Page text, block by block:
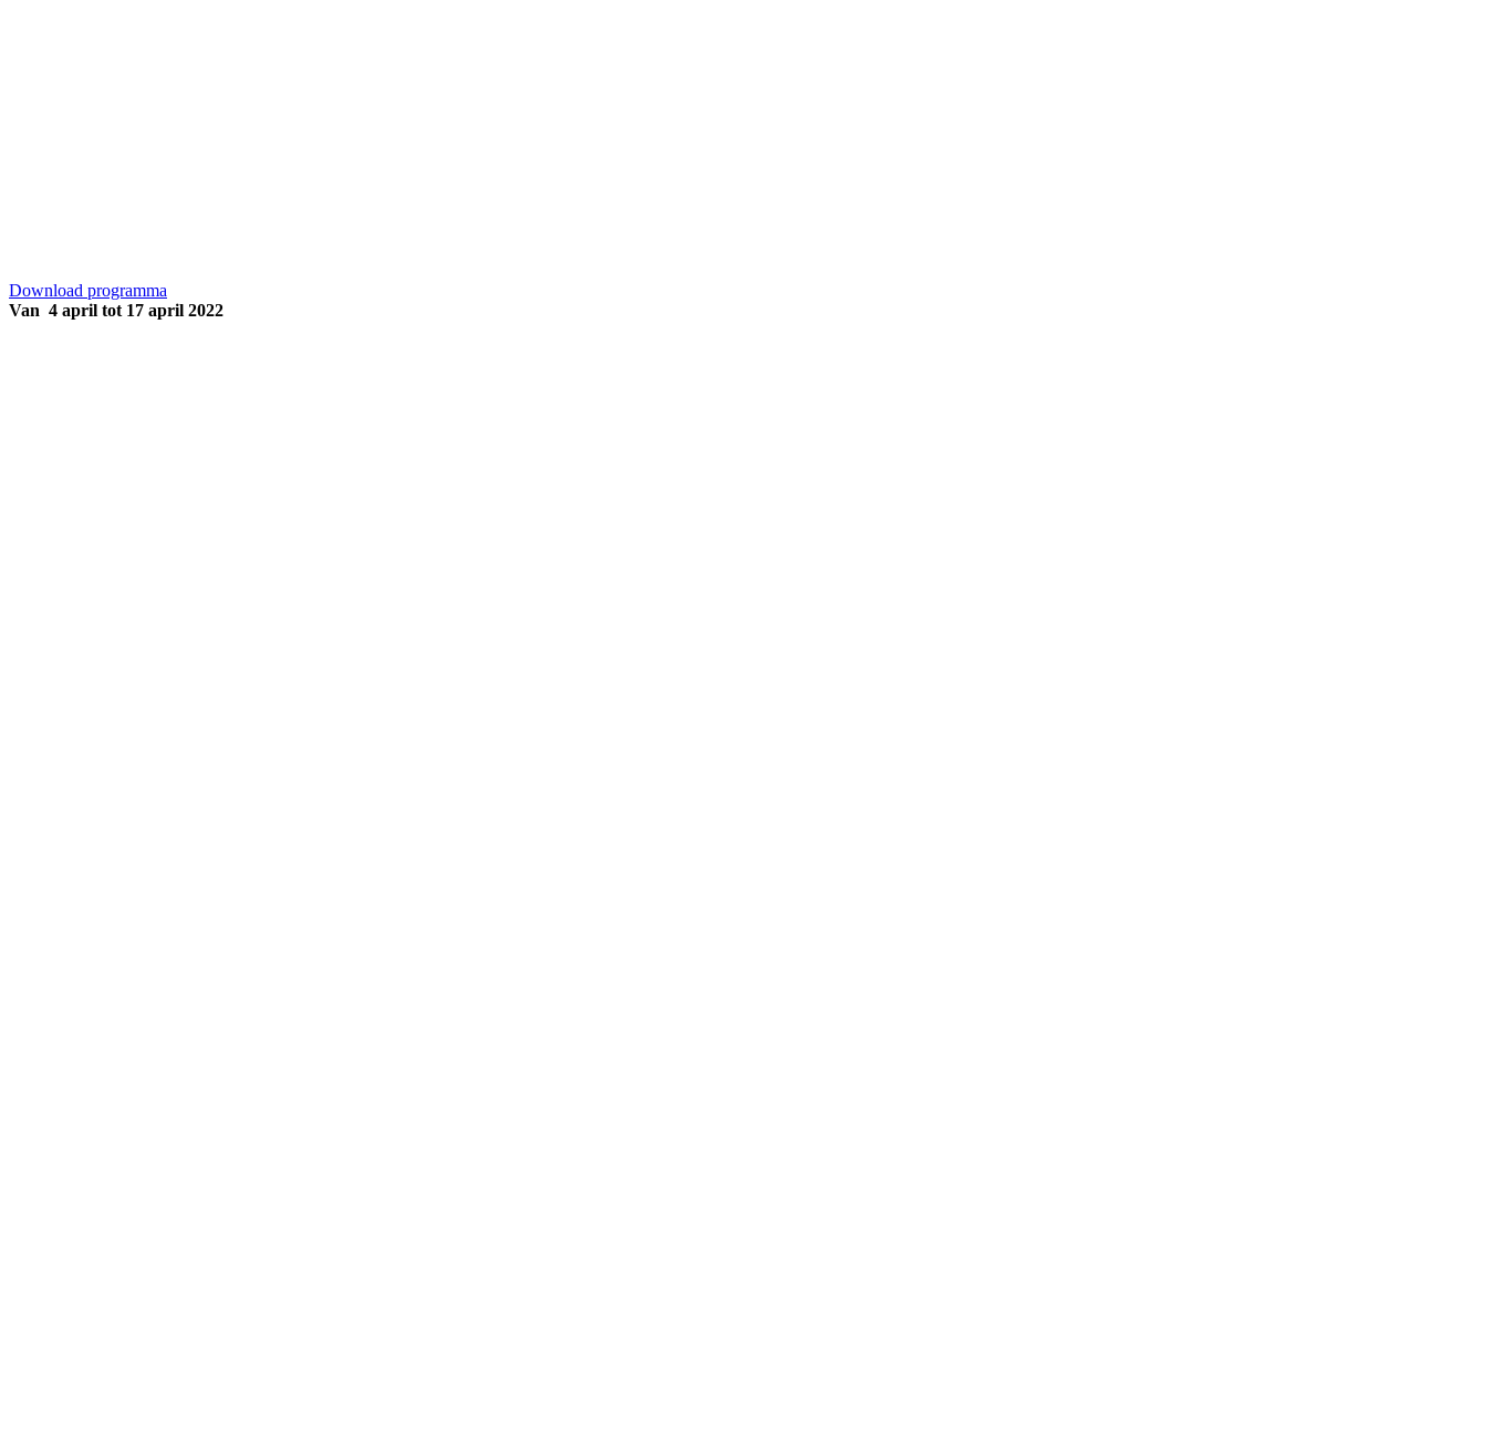
Download programma
Van 4 april tot 17 april 2022